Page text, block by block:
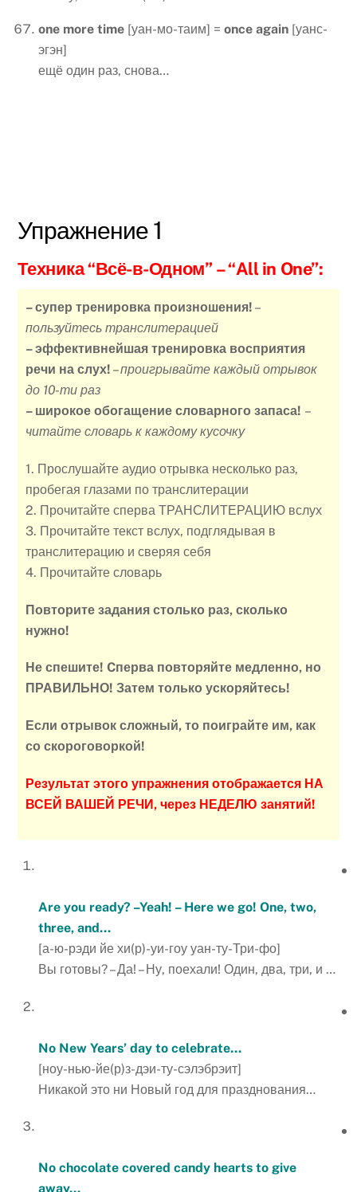
one more time [уан-мо-таим] = once again [уанс-
эгэн]
ещё один раз, снова…
Упражнение 1
Техника “Всё-в-Одном”– “All in One”:
– супер тренировка произношения! –
пользуйтесь транслитерацией
– эффективнейшая тренировка восприятия
речи на слух! –проигрывайте каждый отрывок
до 10-ти раз
– широкое обогащение словарного запаса! –
читайте словарь к каждому кусочку
1. Прослушайте аудио отрывка несколько раз,
пробегая глазами по транслитерации
2. Прочитайте сперва ТРАНСЛИТЕРАЦИЮ вслух
3. Прочитайте текст вслух, подглядывая в
транслитерацию и сверяя себя
4. Прочитайте словарь
Повторите задания столько раз, сколько
нужно!
Не спешите! Cперва повторяйте медленно, но
ПРАВИЛЬНО! Затем только ускоряйтесь!
Если отрывок сложный, то поиграйте им, как
со скороговоркой!
Результат этого упражнения отображается НА
ВСЕЙ ВАШЕЙ РЕЧИ, через НЕДЕЛЮ занятий!
Are you ready? –Yeah! – Here we go! One, two,
three, and…
[а-ю-рэди йе хи(р)-уи-гоу уан-ту-Три-фо]
Вы готовы? – Да! – Ну, поехали! Один, два, три, и …
No New Years’ day to celebrate…
[ноу-нью-йе(р)з-дэи-ту-сэлэбрэит]
Никакой это ни Новый год для празднования…
No chocolate covered candy hearts to give
away…